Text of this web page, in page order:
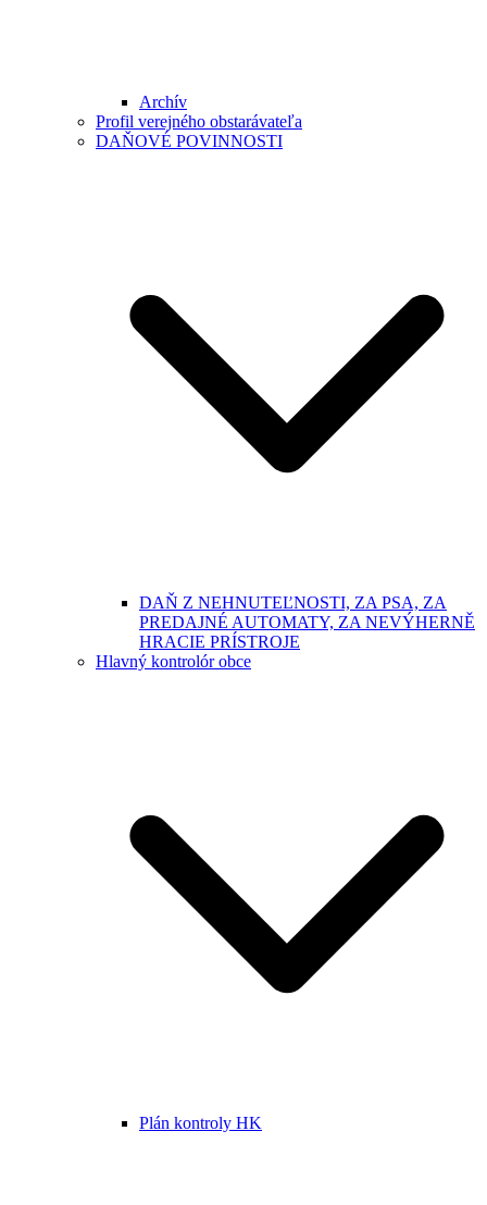
Archív
Profil verejného obstarávateľa
DAŇOVÉ POVINNOSTI
DAŇ Z NEHNUTEĽNOSTI, ZA PSA, ZA
PREDAJNÉ AUTOMATY, ZA NEVÝHERNĚ
HRACIE PRÍSTROJE
Hlavný kontrolór obce
Plán kontroly HK